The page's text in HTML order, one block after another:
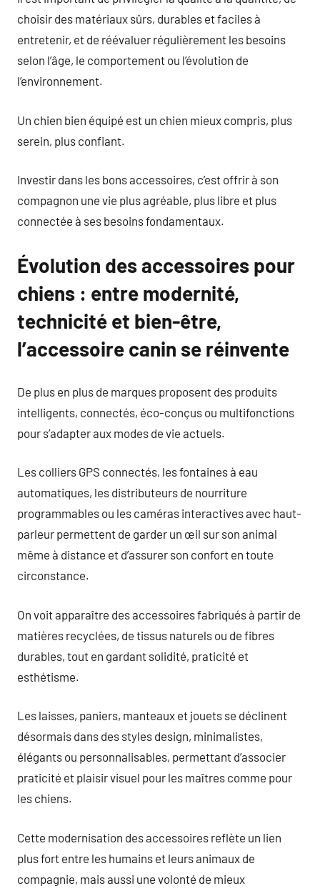
choisir des matériaux sûrs, durables et faciles à
entretenir, et de réévaluer régulièrement les besoins
selon l’âge, le comportement ou l’évolution de
l’environnement.
Un chien bien équipé est un chien mieux compris, plus
serein, plus confiant.
Investir dans les bons accessoires, c’est offrir à son
compagnon une vie plus agréable, plus libre et plus
connectée à ses besoins fondamentaux.
Évolution des accessoires pour
chiens : entre modernité,
technicité et bien-être,
l’accessoire canin se réinvente
De plus en plus de marques proposent des produits
intelligents, connectés, éco-conçus ou multifonctions
pour s’adapter aux modes de vie actuels.
Les colliers GPS connectés, les fontaines à eau
automatiques, les distributeurs de nourriture
programmables ou les caméras interactives avec haut-
parleur permettent de garder un œil sur son animal
même à distance et d’assurer son confort en toute
circonstance.
On voit apparaître des accessoires fabriqués à partir de
matières recyclées, de tissus naturels ou de fibres
durables, tout en gardant solidité, praticité et
esthétisme.
Les laisses, paniers, manteaux et jouets se déclinent
désormais dans des styles design, minimalistes,
élégants ou personnalisables, permettant d’associer
praticité et plaisir visuel pour les maîtres comme pour
les chiens.
Cette modernisation des accessoires reflète un lien
plus fort entre les humains et leurs animaux de
compagnie, mais aussi une volonté de mieux